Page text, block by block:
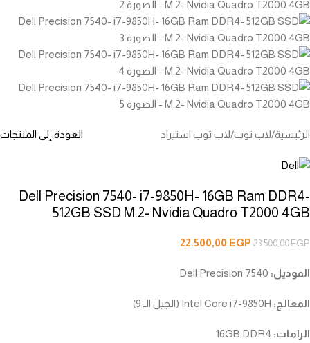
الرئيسية/لاب توب/لاب توب استيراد العودة إلى المنتجات
Dell Precision 7540- i7-9850H- 16GB Ram DDR4-
512GB SSD M.2- Nvidia Quadro T2000 4GB
23.500,00EGP
22.500,00 EGP
الموديل:
المعالج:
الرامات: